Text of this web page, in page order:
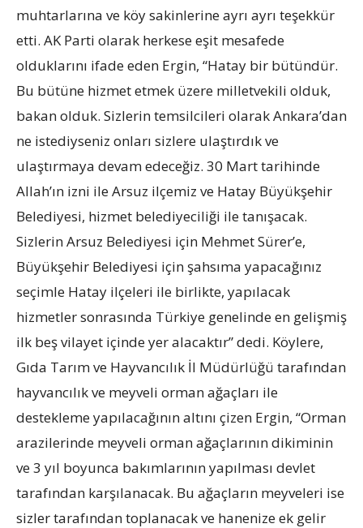
muhtarlarına ve köy sakinlerine ayrı ayrı teşekkür
etti. AK Parti olarak herkese eşit mesafede
olduklarını ifade eden Ergin, “Hatay bir bütündür.
Bu bütüne hizmet etmek üzere milletvekili olduk,
bakan olduk. Sizlerin temsilcileri olarak Ankara’dan
ne istediyseniz onları sizlere ulaştırdık ve
ulaştırmaya devam edeceğiz. 30 Mart tarihinde
Allah’ın izni ile Arsuz ilçemiz ve Hatay Büyükşehir
Belediyesi, hizmet belediyeciliği ile tanışacak.
Sizlerin Arsuz Belediyesi için Mehmet Sürer’e,
Büyükşehir Belediyesi için şahsıma yapacağınız
seçimle Hatay ilçeleri ile birlikte, yapılacak
hizmetler sonrasında Türkiye genelinde en gelişmiş
ilk beş vilayet içinde yer alacaktır” dedi. Köylere,
Gıda Tarım ve Hayvancılık İl Müdürlüğü tarafından
hayvancılık ve meyveli orman ağaçları ile
destekleme yapılacağının altını çizen Ergin, “Orman
arazilerinde meyveli orman ağaçlarının dikiminin
ve 3 yıl boyunca bakımlarının yapılması devlet
tarafından karşılanacak. Bu ağaçların meyveleri ise
sizler tarafından toplanacak ve hanenize ek gelir